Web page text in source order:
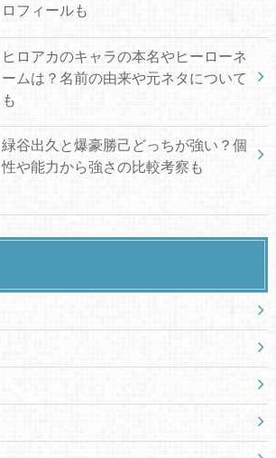
ロフィールも
ヒロアカのキャラの本名やヒーローネ
ームは？名前の由来や元ネタについて
も
緑谷出久と爆豪勝己どっちが強い？個
性や能力から強さの比較考察も